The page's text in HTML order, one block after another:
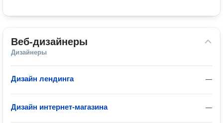
Веб-дизайнеры
Дизайнеры
—
Дизайн лендинга
—
Дизайн интернет-магазина